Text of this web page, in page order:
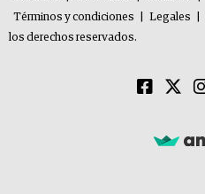
Términos y condiciones
Legales
los derechos reservados.